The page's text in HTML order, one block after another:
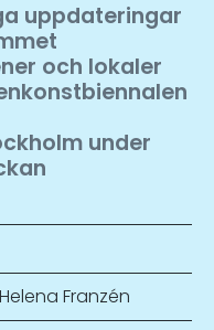
uppdateringar
och lokaler
under
Franzén